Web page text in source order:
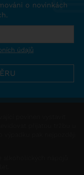
o novinkách
údajů